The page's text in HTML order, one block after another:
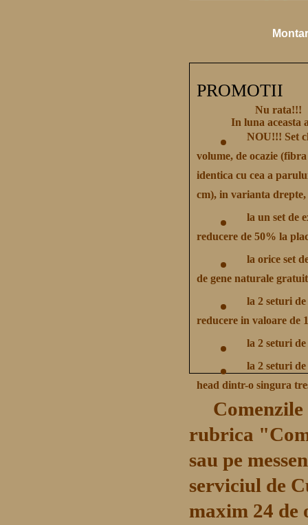
PROMOTII
Nu rata!!!
In luna aceasta
NOU!!! Set
volume, de ocazie
identica cu cea a
cm), in varianta
la un set de
reducere de 50% la
la orice set
de gene naturale gratuit
la 2 seturi
reducere in valoare de
la 2 seturi
la 2 seturi
head dintr-o singura
rubrica
sau pe
serviciul de
maxim 24 de